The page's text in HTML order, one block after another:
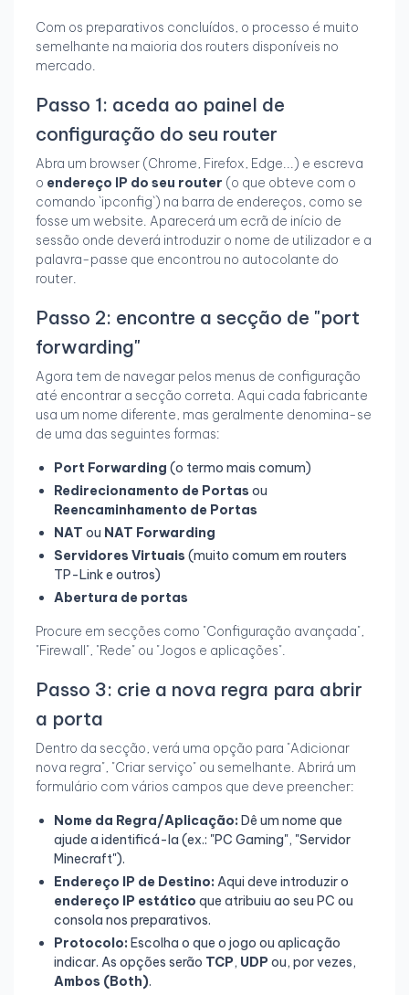
Com os preparativos concluídos, o processo é muito
semelhante na maioria dos routers disponíveis no
mercado.
Passo 1: aceda ao painel de
configuração do seu router
Abra um browser (Chrome, Firefox, Edge...) e escreva
o endereço IP do seu router (o que obteve com o
comando `ipconfig`) na barra de endereços, como se
fosse um website. Aparecerá um ecrã de início de
sessão onde deverá introduzir o nome de utilizador e a
palavra-passe que encontrou no autocolante do
router.
Passo 2: encontre a secção de "port
forwarding"
Agora tem de navegar pelos menus de configuração
até encontrar a secção correta. Aqui cada fabricante
usa um nome diferente, mas geralmente denomina-se
de uma das seguintes formas:
Port Forwarding (o termo mais comum)
Redirecionamento de Portas ou
Reencaminhamento de Portas
NAT ou NAT Forwarding
Servidores Virtuais (muito comum em routers
TP-Link e outros)
Abertura de portas
Procure em secções como "Configuração avançada",
"Firewall", "Rede" ou "Jogos e aplicações".
Passo 3: crie a nova regra para abrir
a porta
Dentro da secção, verá uma opção para "Adicionar
nova regra", "Criar serviço" ou semelhante. Abrirá um
formulário com vários campos que deve preencher:
Nome da Regra/Aplicação: Dê um nome que
ajude a identificá-la (ex.: "PC Gaming", "Servidor
Minecraft").
Endereço IP de Destino: Aqui deve introduzir o
endereço IP estático que atribuiu ao seu PC ou
consola nos preparativos.
Protocolo: Escolha o que o jogo ou aplicação
indicar. As opções serão TCP, UDP ou, por vezes,
Ambos (Both).